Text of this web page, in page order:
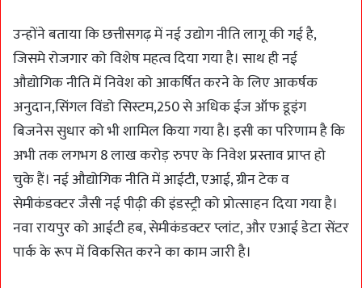
उन्होंने बताया कि छत्तीसगढ़ में नई उद्योग नीति लागू की गई है,
जिसमे रोजगार को विशेष महत्व दिया गया है। साथ ही नई
औद्योगिक नीति में निवेश को आकर्षित करने के लिए आकर्षक
अनुदान,सिंगल विंडो सिस्टम,250 से अधिक ईज ऑफ डूइंग
बिजनेस सुधार को भी शामिल किया गया है। इसी का परिणाम है कि
अभी तक लगभग 8 लाख करोड़ रुपए के निवेश प्रस्ताव प्राप्त हो
चुके हैं। नई औद्योगिक नीति में आईटी, एआई, ग्रीन टेक व
सेमीकंडक्टर जैसी नई पीढ़ी की इंडस्ट्री को प्रोत्साहन दिया गया है।
नवा रायपुर को आईटी हब, सेमीकंडक्टर प्लांट, और एआई डेटा सेंटर
पार्क के रूप में विकसित करने का काम जारी है।